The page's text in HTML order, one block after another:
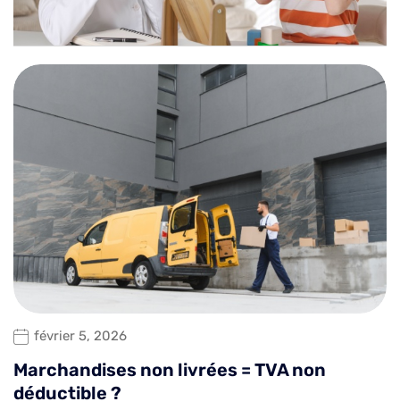
février 5, 2026
Marchandises non livrées = TVA non
déductible ?